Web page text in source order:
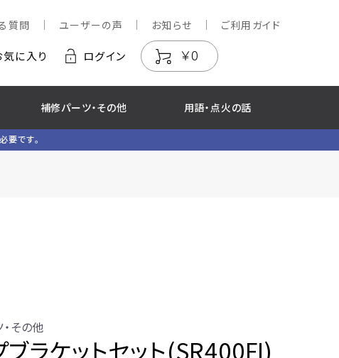
質問 ユーザーの声 お知らせ ご利用ガイド
気に入り ログイン ￥0
補修パーツ・その他 用語・点火の話
要です。
その他
ブラケットセット(SR400FI)